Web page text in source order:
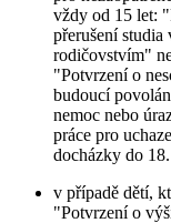
vždy od 15 let:
přerušení studia
rodičovstvím"
"Potvrzení o
budoucí
nemoc nebo
práce pro
docházky do
v případě dětí,
"Potvrzení o